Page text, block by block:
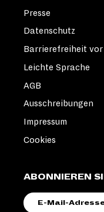
ABONNIEREN
MAIL-
Presse
Datenschutz
Barrierefreiheit vor
Leichte Sprache
AGB
Ausschreibungen
Impressum
Cookies